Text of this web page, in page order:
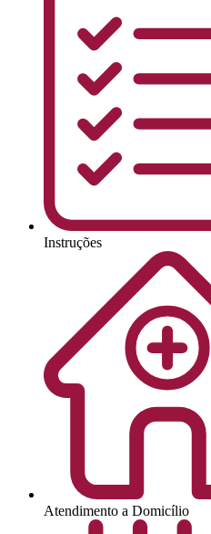
Instruções
Atendimento a Domicílio